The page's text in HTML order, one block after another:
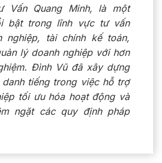
Vấn Quang Minh, là một
bật trong lĩnh vực tư vấn
nghiệp, tài chính kế toán,
lý doanh nghiệp với hơn
Đình Vũ đã xây dựng
tiếng trong việc hỗ trợ
tối ưu hóa hoạt động và
ngặt các quy định pháp